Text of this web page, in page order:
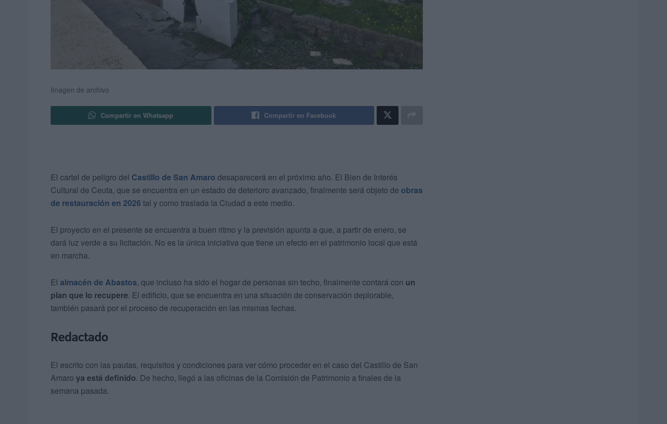
Imagen de archivo
Compartir en Whatsapp Compartir en Facebook
El cartel de peligro del Castillo de San Amaro desaparecerá en el próximo año. El Bien de Interés
Cultural de Ceuta, que se encuentra en un estado de deterioro avanzado, finalmente será objeto de obras
de restauración en 2026 tal y como traslada la Ciudad a este medio.
El proyecto en el presente se encuentra a buen ritmo y la previsión apunta a que, a partir de enero, se
dará luz verde a su licitación. No es la única iniciativa que tiene un efecto en el patrimonio local que está
en marcha.
El almacén de Abastos, que incluso ha sido el hogar de personas sin techo, finalmente contará con un
plan que lo recupere. El edificio, que se encuentra en una situación de conservación deplorable,
también pasará por el proceso de recuperación en las mismas fechas.
Redactado
El escrito con las pautas, requisitos y condiciones para ver cómo proceder en el caso del Castillo de San
Amaro ya está definido. De hecho, llegó a las oficinas de la Comisión de Patrimonio a finales de la
semana pasada.